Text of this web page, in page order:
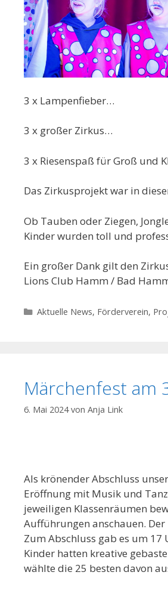
3 x Lampenfieber…
3 x großer Zirkus…
3 x Riesenspaß für Groß und
Das Zirkusprojekt war in
Ob Tauben oder Ziegen,
Kinder wurden toll und
Ein großer Dank gilt den
Lions Club Hamm / Bad
Kategorien
Aktuelle News, Förderverein,
Märchenfest am
6. Mai 2024 von Anja Link
Als krönender Abschluss
Eröffnung mit Musik und
jeweiligen Klassenräumen
Aufführungen anschauen.
Zum Abschluss gab es um 17
Kinder hatten kreative
wählte die 25 besten davon